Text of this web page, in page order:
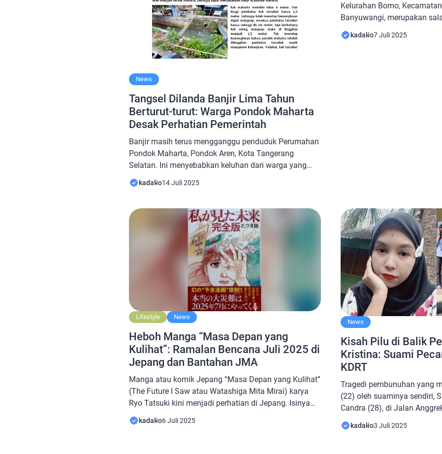
News
Tangsel Dilanda Banjir Lima Tahun
Berturut-turut: Warga Pondok Maharta
Desak Perhatian Pemerintah
Banjir masih terus mengganggu penduduk Perumahan
Pondok Maharta, Pondok Aren, Kota Tangerang
Selatan. Ini menyebabkan keluhan dari warga yang
sudah lima tahun berturut-turut menjadi korban. Samra
Tuti, warga Perumahan Pondok Maharta,
kulkas baru karena rumahnya tergenang air. “Saya
membeli kulkas setiap tahun. Sudah lima tahun, berarti
kadalio14 Juli 2025
Kelurahan Bomo,
Banyuwangi, merupakan
dari tenggelamnya Kapal
pada Rabu, 2 Juli 2025. Dia
kadalio7 Juli 2025
Lifestyle News
Heboh Manga “Masa Depan yang
Kulihat”: Ramalan Bencana Juli 2025 di
Jepang dan Bantahan JMA
Manga atau komik Jepang “Masa Depan yang Kulihat”
(The Future I Saw atau Watashiga Mita Mirai) karya
Ryo Tatsuki kini menjadi perhatian di Jepang. Isinya
dianggap sudah secara tepat memprediksi bencana
yang terjadi di negara itu. Namun, Badan Meteorologi
kadalio6 Juli 2025
News
Kisah Pilu di Balik
Kristina: Suami
KDRT
Tragedi pembunuhan yang
(22) oleh suaminya sendiri,
Candra (28), di Jalan
Anak Petai, Kecamatan
duka mendalam bagi
kadalio3 Juli 2025